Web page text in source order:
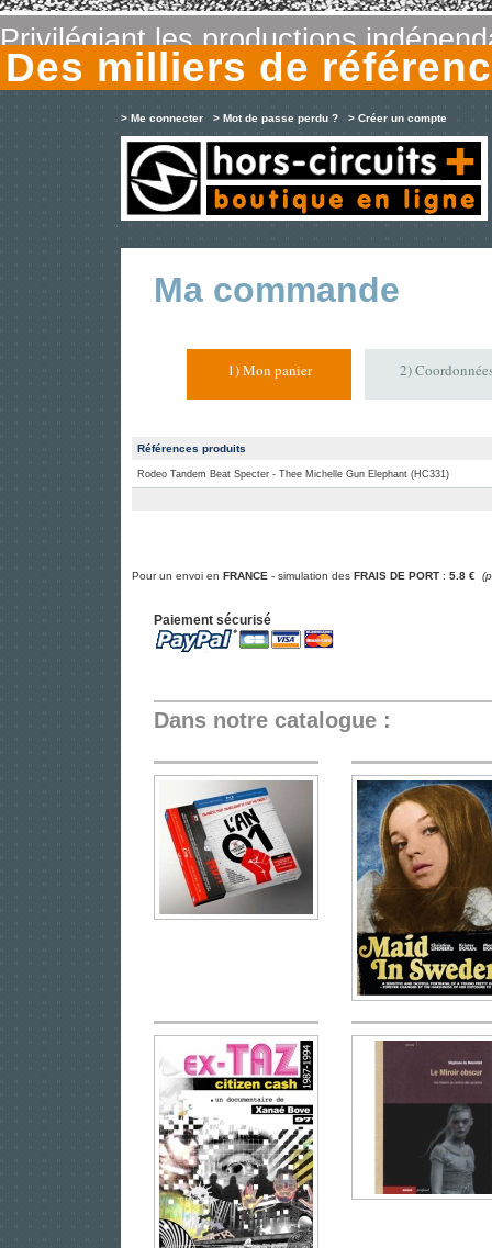
Privilégiant les productions
Des milliers de
> Me connecter > Mot de passe perdu ? > Créer un compte
Ma commande
1) Mon panier 2)
Références produits
Rodeo Tandem Beat Specter - Thee Michelle Gun Elephant (HC331)
Pour un envoi en FRANCE - simulation des FRAIS DE PORT : 5.8 €
Paiement sécurisé
Dans notre catalogue :